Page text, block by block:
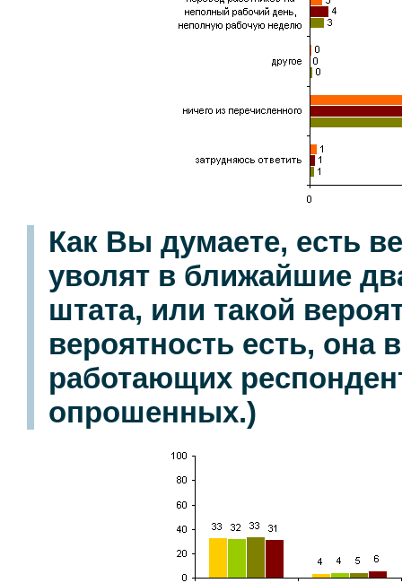
Как Вы думаете, есть
уволят в ближайшие
штата, или такой
вероятность есть, она
работающих
опрошенных.)